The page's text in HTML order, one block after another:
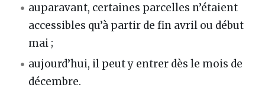
auparavant, certaines parcelles n’étaient
accessibles qu’à partir de fin avril ou début
mai ;
aujourd’hui, il peut y entrer dès le mois de
décembre.